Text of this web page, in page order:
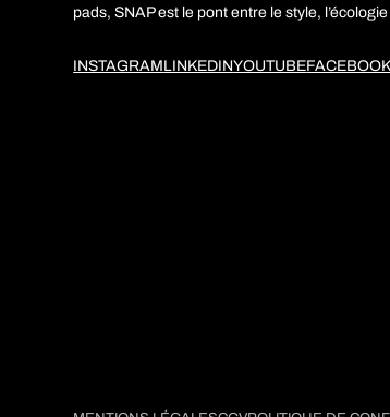
pads, SNAP est le pont entre le style,
INSTAGRAMLINKEDINYOUTUBEFACEBOOK